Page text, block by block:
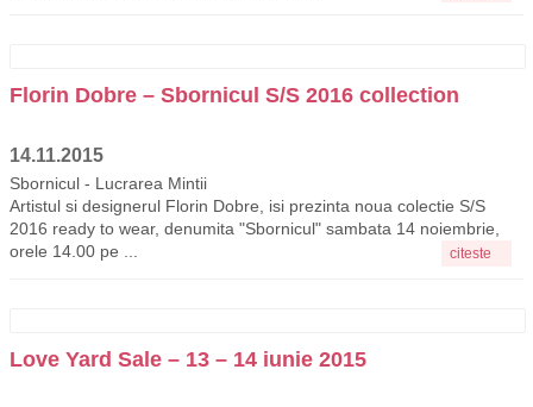
Florin Dobre – Sbornicul S/S 2016 collection
14.11.2015
Sbornicul - Lucrarea Mintii
Artistul si designerul Florin Dobre, isi prezinta noua colectie S/S
2016 ready to wear, denumita "Sbornicul" sambata 14 noiembrie,
orele 14.00 pe ...
citeste
Love Yard Sale – 13 – 14 iunie 2015